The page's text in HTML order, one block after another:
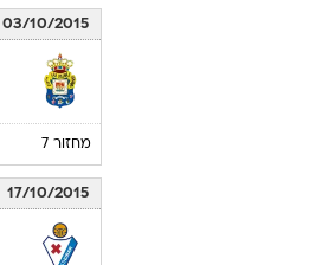
03/10/2015
מחזור 7
17/10/2015